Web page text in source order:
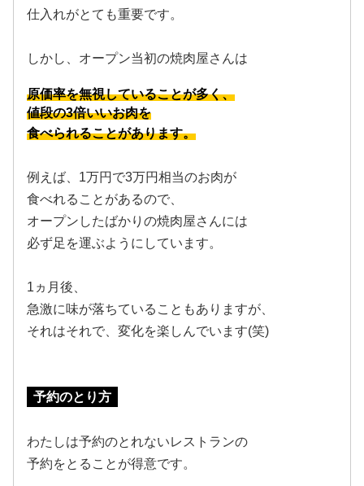
仕入れがとても重要です。
しかし、オープン当初の焼肉屋さんは
原価率を無視していることが多く、
値段の3倍いいお肉を
食べられることがあります。
例えば、1万円で3万円相当のお肉が
食べれることがあるので、
オープンしたばかりの焼肉屋さんには
必ず足を運ぶようにしています。
1ヵ月後、
急激に味が落ちていることもありますが、
それはそれで、変化を楽しんでいます(笑)
予約のとり方
わたしは予約のとれないレストランの
予約をとることが得意です。